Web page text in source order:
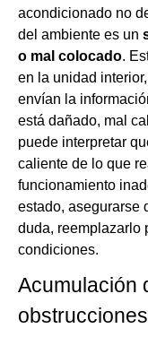
acondicionado no
del ambiente es un
o mal colocado.
en la unidad
envían la
está dañado, mal
puede interpretar
caliente de lo que
funcionamiento
estado, asegurarse
duda, reemplazarlo
condiciones.
Acumulación